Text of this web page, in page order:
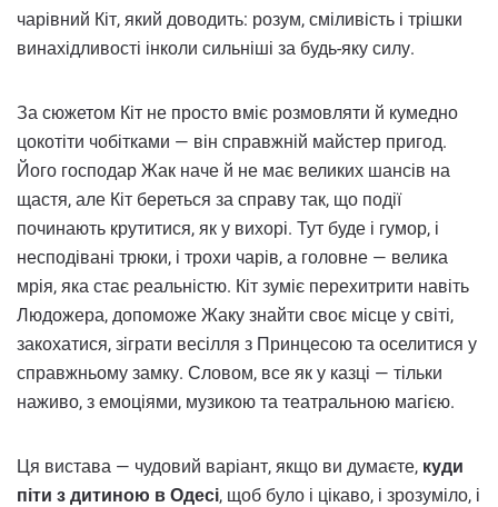
чарівний Кіт, який доводить: розум, сміливість і трішки
винахідливості інколи сильніші за будь-яку силу.
За сюжетом Кіт не просто вміє розмовляти й кумедно
цокотіти чобітками — він справжній майстер пригод.
Його господар Жак наче й не має великих шансів на
щастя, але Кіт береться за справу так, що події
починають крутитися, як у вихорі. Тут буде і гумор, і
несподівані трюки, і трохи чарів, а головне — велика
мрія, яка стає реальністю. Кіт зуміє перехитрити навіть
Людожера, допоможе Жаку знайти своє місце у світі,
закохатися, зіграти весілля з Принцесою та оселитися у
справжньому замку. Словом, все як у казці — тільки
наживо, з емоціями, музикою та театральною магією.
Ця вистава — чудовий варіант, якщо ви думаєте, куди
піти з дитиною в Одесі, щоб було і цікаво, і зрозуміло, і